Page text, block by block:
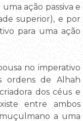
ação passiva e
superior), e por
para uma ação
no imperativo
ordens de Alhah
dos céus e
entre ambos
muçulmano a uma